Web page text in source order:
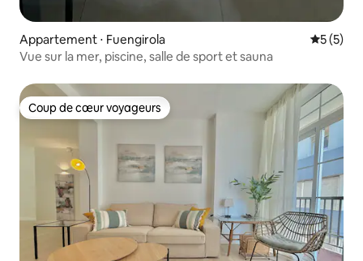
Appartement ⋅ Fuengirola
5 (5)
Vue sur la mer, piscine, salle de sport et sauna
Coup de cœur voyageurs
Coup de cœur voyageurs